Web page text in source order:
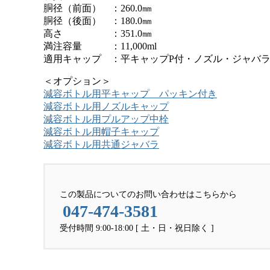
胴径（前面） ：260.0㎜
胴径（後面） ：180.0㎜
高さ ：351.0㎜
満注容量 ：11,000ml
適用キャップ ：平キャップP付・ノズル・ジャバラ
＜オプション＞
減容ボトル用平キャップ パッキン付き
減容ボトル用ノズルキャップ
減容ボトル用プルアップ中栓
減容ボトル用帽子キャップ
減容ボトル用共通ジャバラ
この製品についてのお問い合わせはこちらから
047-474-3581
受付時間 9:00-18:00 [ 土・日・祝日除く ]